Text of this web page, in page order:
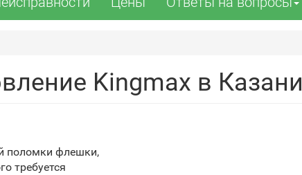
Kingmax в Казани
поломки флешки,
требуется